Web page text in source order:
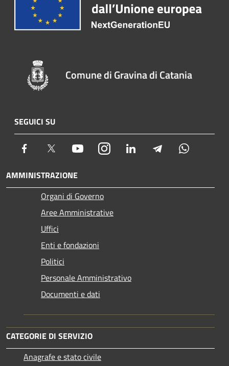
Comune di Gravina di Catania
SEGUICI SU
Facebook Twitter YoutubeInstagram LinkedIn Telegram
AMMINISTRAZIONE
Organi di Governo
Aree Amministrative
Uffici
Enti e fondazioni
Politici
Personale Amministrativo
Documenti e dati
CATEGORIE DI SERVIZIO
Anagrafe e stato civile